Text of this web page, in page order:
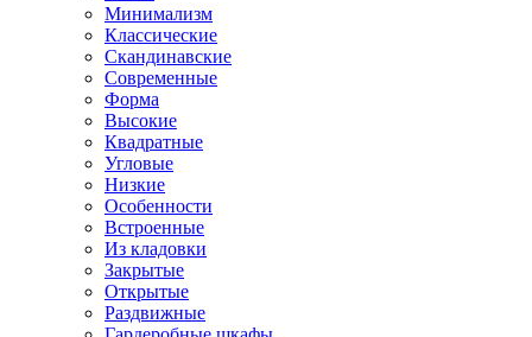
Минимализм
Классические
Скандинавские
Современные
Форма
Высокие
Квадратные
Угловые
Низкие
Особенности
Встроенные
Из кладовки
Закрытые
Открытые
Раздвижные